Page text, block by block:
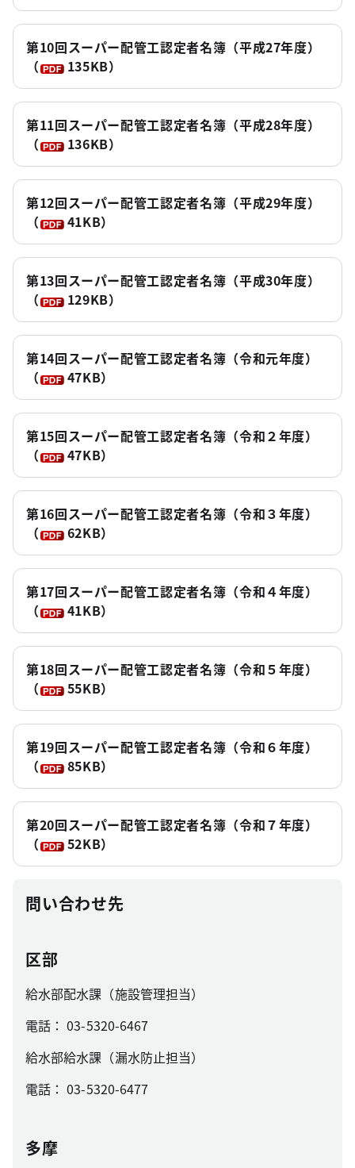
第10回スーパー配管工認定者名簿（平成27年度）
（
135KB）
第11回スーパー配管工認定者名簿（平成28年度）
（
136KB）
第12回スーパー配管工認定者名簿（平成29年度）
（
41KB）
第13回スーパー配管工認定者名簿（平成30年度）
（
129KB）
第14回スーパー配管工認定者名簿（令和元年度）
（
47KB）
第15回スーパー配管工認定者名簿（令和２年度）
（
47KB）
第16回スーパー配管工認定者名簿（令和３年度）
（
62KB）
第17回スーパー配管工認定者名簿（令和４年度）
（
41KB）
第18回スーパー配管工認定者名簿（令和５年度）
（
55KB）
第19回スーパー配管工認定者名簿（令和６年度）
（
85KB）
第20回スーパー配管工認定者名簿（令和７年度）
（
52KB）
問い合わせ先
区部
給水部配水課（施設管理担当）
電話： 03-5320-6467
給水部給水課（漏水防止担当）
電話： 03-5320-6477
多摩